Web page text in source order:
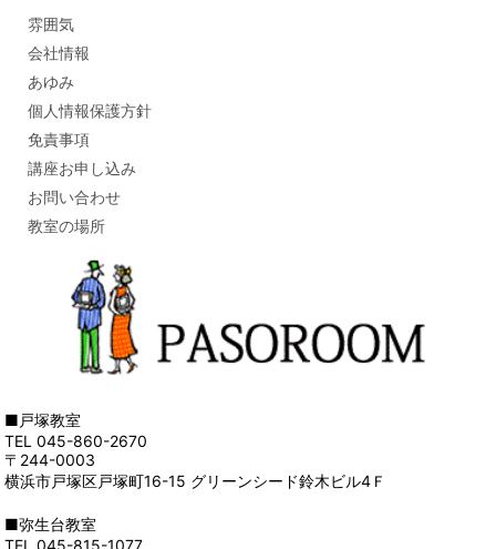
雰囲気
会社情報
あゆみ
個人情報保護方針
免責事項
講座お申し込み
お問い合わせ
教室の場所
■戸塚教室
TEL 045-860-2670
〒244-0003
横浜市戸塚区戸塚町16-15 グリーンシード鈴木ビル4Ｆ
■弥生台教室
TEL 045-815-1077